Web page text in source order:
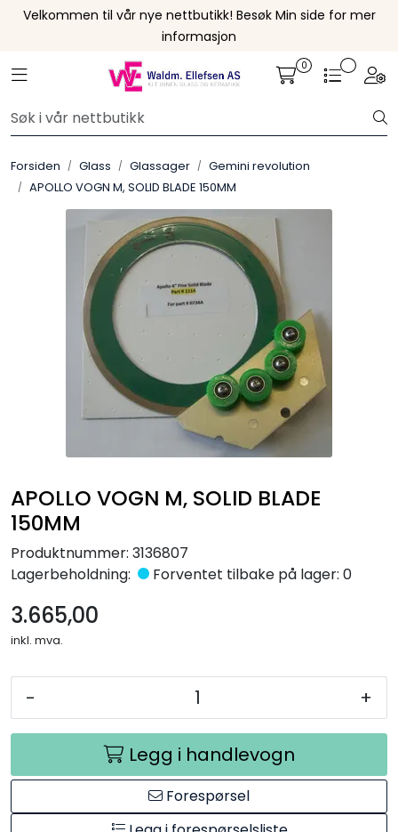
Skip to main content
Velkommen til vår nye nettbutikk! Besøk Min side for mer
informasjon
Toggle navigation 0
Forsiden Glass Glassager
Gemini revolution
APOLLO VOGN M, SOLID BLADE 150MM
APOLLO VOGN M, SOLID BLADE
150MM
Produktnummer: 3136807
Lagerbeholdning:
Forventet tilbake på lager: 0
3.665,00
inkl. mva.
- +
Legg i handlevogn
Forespørsel
Leire
Penselglasur
Pulverglasur
Råmaterialer
Dekaler
Glass
Bøker